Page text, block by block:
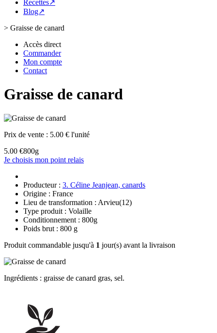
Recettes↗
Blog↗
> Graisse de canard
Accès direct
Commander
Mon compte
Contact
Graisse de canard
Prix de vente : 5.00 € l'unité
5.00 €800g
Je choisis mon point relais
Producteur : 3. Céline Jeanjean, canards
Origine : France
Lieu de transformation : Arvieu(12)
Type produit : Volaille
Conditionnement : 800g
Poids brut : 800 g
Produit commandable jusqu'à 1 jour(s) avant la livraison
Ingrédients : graisse de canard gras, sel.